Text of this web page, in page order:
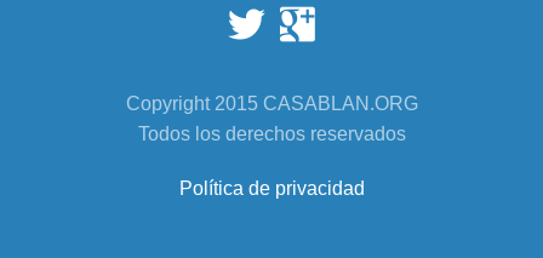
Copyright 2015 CASABLAN.ORG
Todos los derechos reservados
Política de privacidad